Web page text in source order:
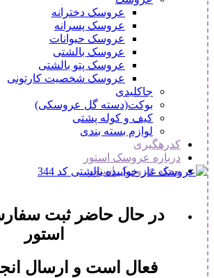
عروسک دخترانه
عروسک پسرانه
عروسک حیوانات
عروسک بالشتی
عروسک پتو بالشتی
عروسک شخصیت کارتونی
جاکلیدی
بوکت(دسته گل عروسکی)
کیف و کوله پشتی
لوازم بسته بندی
کدرهگیری
درباره عروسک استور
مجله عروسک استور
در حال حاضر ثبت
استور
فعال است و ارسال